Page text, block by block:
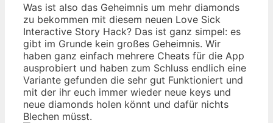
Was ist also das Geheimnis um mehr diamonds
zu bekommen mit diesem neuen Love Sick
Interactive Story Hack? Das ist ganz simpel: es
gibt im Grunde kein großes Geheimnis. Wir
haben ganz einfach mehrere Cheats für die App
ausprobiert und haben zum Schluss endlich eine
Variante gefunden die sehr gut Funktioniert und
mit der ihr euch immer wieder neue keys und
neue diamonds holen könnt und dafür nichts
Blechen müsst.